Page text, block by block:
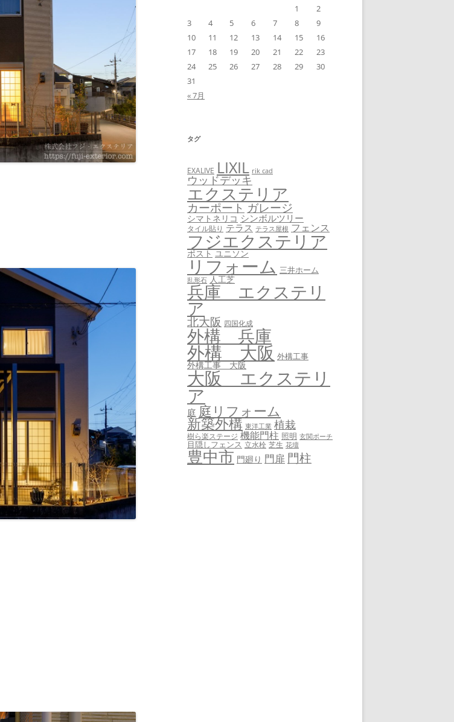
1
2
3
4 5 6 7 8
9
10
11 12 13 14 15
16
17
18 19 20 21 22
23
24
25 26 27 28 29
30
31
« 7月
タグ
EXALIVE LIXIL rik cad
ウッドデッキ
エクステリア
カーポートガレージ
シマトネリコ シンボルツリー
タイル貼り テラス テラス屋根 フェンス
フジエクステリア
ポスト ユニソン
リフォーム 三井ホーム
乱形石 人工芝
兵庫 エクステリ
ア
北大阪 四国化成
外構 兵庫
外構 大阪 外構工事
外構工事 大阪
大阪 エクステリ
ア
庭 庭リフォーム
新築外構 東洋工業 植栽
樹ら楽ステージ 機能門柱 照明 玄関ポーチ
目隠しフェンス 立水栓 芝生 花壇
豊中市 門廻り 門扉 門柱